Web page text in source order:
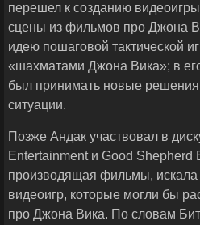
перешел к созданию
сцены из фильмов про Джона
идею пошаговой тактической
«шахматами Джона Вика»; в
был принимать новые
ситуации.
Позже Андак участвовал в
Entertainment и Good Shepherd
производящая фильмы,
видеоигр, которые могли бы
про Джона Вика. По словам